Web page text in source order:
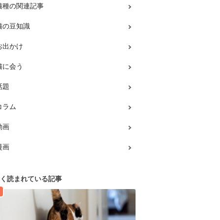
種の関連記事
の豆知識
出かけ
に会う
題
ラム
画
画
読まれている記事